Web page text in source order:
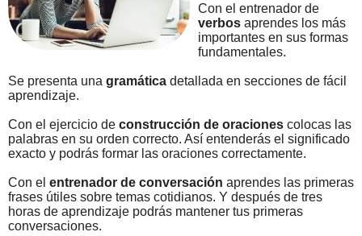
Con el entrenador de
verbos aprendes los más
importantes en sus formas
fundamentales.
Se presenta una gramática detallada en secciones de fácil
aprendizaje.
Con el ejercicio de construcción de oraciones colocas las
palabras en su orden correcto. Así entenderás el significado
exacto y podrás formar las oraciones correctamente.
Con el entrenador de conversación aprendes las primeras
frases útiles sobre temas cotidianos. Y después de tres
horas de aprendizaje podrás mantener tus primeras
conversaciones.